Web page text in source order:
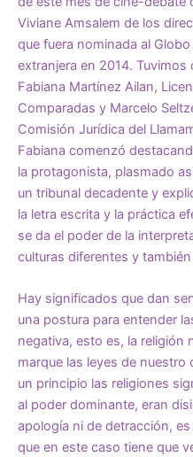
Viviane Amsalem de los
que fuera nominada al
extranjera en 2014.
Fabiana Martínez Ailan,
Comparadas y Marcelo
Comisión Jurídica del
Fabiana comenzó
la protagonista, plasmado
un tribunal decadente y
la letra escrita y la práctica
se da el poder de la
culturas diferentes y
Hay significados que dan
una postura para entender
negativa, esto es, la religión
marque las leyes de
un principio las religiones
al poder dominante, eran
apología ni de detracción,
que en este caso tiene que